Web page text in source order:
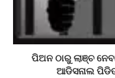
ପିଅନ ଠାରୁ ଲାଞ୍ଚ
ଆଡିସନାଲ